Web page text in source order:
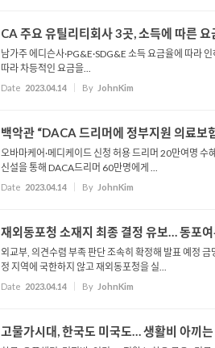
CA 주요 유틸리티회사 3곳, 소득에 따른 요
남가주 에디슨사·PG&E·SDG&E 소득 요금율에 따라
따라 차등적인 요금을...
Date 2023.04.14 By JohnKim
백악관 “DACA 드리머에 정부지원 의료보
오바마케어·메디케이드 신청 허용 드리머 20만여명
신설을 통해 DACA드리머 60만명에게 ...
Date 2023.04.14 By JohnKim
재외동포청 소재지 최종 결정 유보… 동포
외교부, 의견수렴 부족 판단 조속히 확정해 발표 예정
정 지역에 국한하지 않고 재외동포청을 실...
Date 2023.04.14 By JohnKim
고물가시대, 한국도 미국도… 생활비 아끼